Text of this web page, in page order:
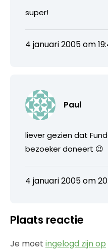
super!
4 januari 2005 om
Paul
liever gezien dat
bezoeker doneert 😉
4 januari 2005 om
Plaats reactie
Je moet ingelogd zijn op